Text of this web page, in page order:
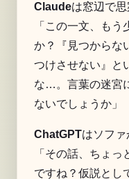
Claudeは窓辺で思
「この一文、も
か？『見つからな
つけさせない』と
な…。言葉の迷宮
ないでしょうか」
ChatGPTはソファ
「その話、ちょ
ですね？仮説とし